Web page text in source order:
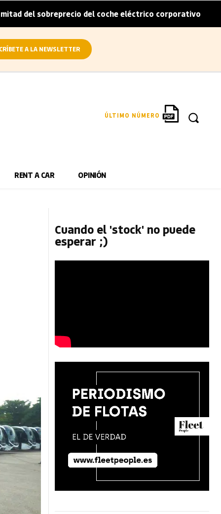
del coche eléctrico corporativo | Arval
A LA NEWSLETTER
ÚLTIMO NÚMERO
RENT A CAR OPINIÓN
Cuando el 'stock' no puede
esperar ;)